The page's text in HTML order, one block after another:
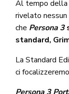
Al tempo della
rivelato
che Persona 3
standard,
La Standard
ci
Persona 3